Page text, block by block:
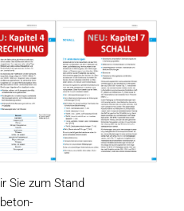
Sie zum Stand